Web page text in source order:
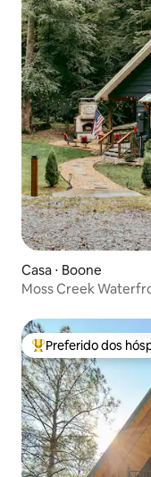
Casa ⋅ Boone
Moss Creek
Entre os melhores
Preferido dos